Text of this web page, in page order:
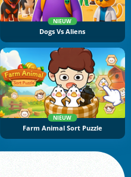
NIEUW
Dogs Vs Aliens
NIEUW
Farm Animal Sort Puzzle